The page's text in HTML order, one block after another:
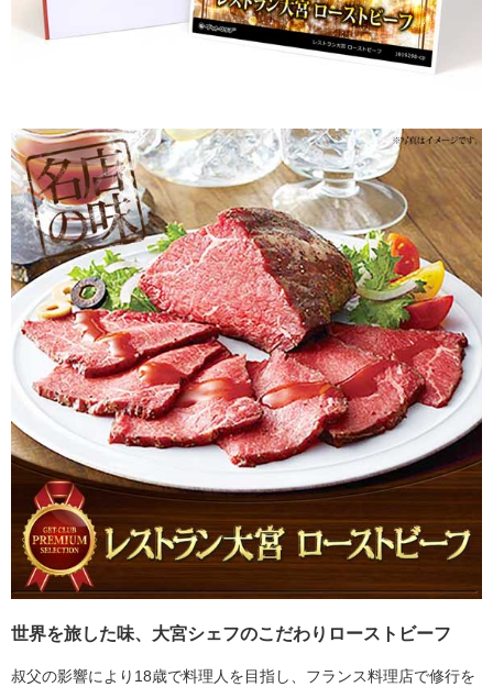
世界を旅した味、大宮シェフのこだわりローストビーフ
叔父の影響により18歳で料理人を目指し、フランス料理店で修行を